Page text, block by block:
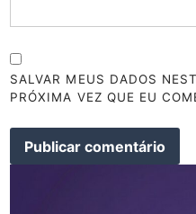
SALVAR MEUS DADOS
PRÓXIMA VEZ QUE EU